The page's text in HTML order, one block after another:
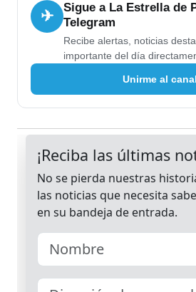
✈
Sigue a La Estrella de
Telegram
Recibe alertas, noticias
importante del día
Unirme al canal